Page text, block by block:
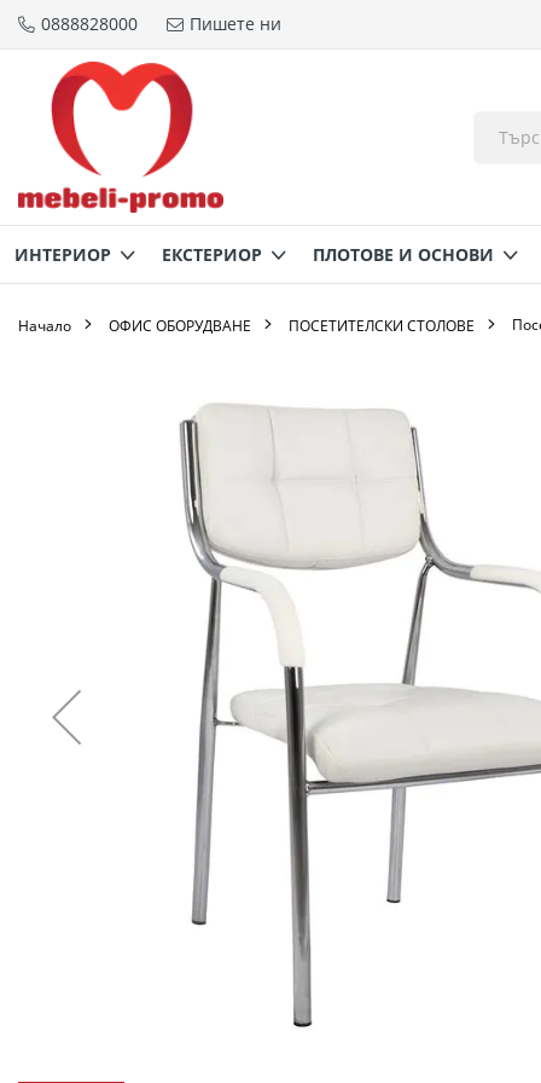
Прескачане
съдържанието
0888828000 Пишете ни
ИНТЕРИОР ЕКСТЕРИОР ПЛОТОВЕ И ОСНОВИ
Начало ОФИС ОБОРУДВАНЕ ПОСЕТИТЕЛСКИ СТОЛОВЕ